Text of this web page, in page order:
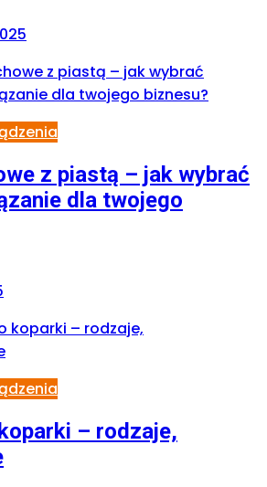
z piastą – jak wybrać
dla twojego
– rodzaje,